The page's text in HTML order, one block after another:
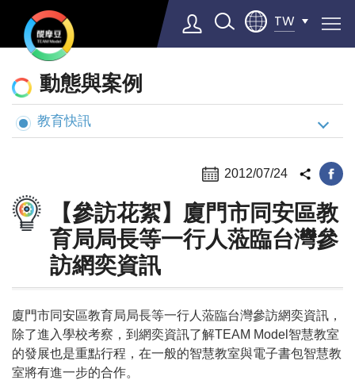
TW
▼
態
與
案
動態與案例
教育快訊
2012/07/24
【參訪花絮】廈門市同安區教
育局局長等一行人蒞臨台灣參
訪網奕資訊
廈門市同安區教育局局長等一行人蒞臨台灣參訪網奕資訊，
除了進入學校考察，到網奕資訊了解TEAM Model智慧教室
的發展也是重點行程，在一般的智慧教室與電子書包智慧教
室將有進一步的合作。